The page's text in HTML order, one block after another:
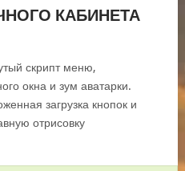
КАБИНЕТА
скрипт меню,
окна и зум аватарки.
загрузка кнопок и
отрисовку